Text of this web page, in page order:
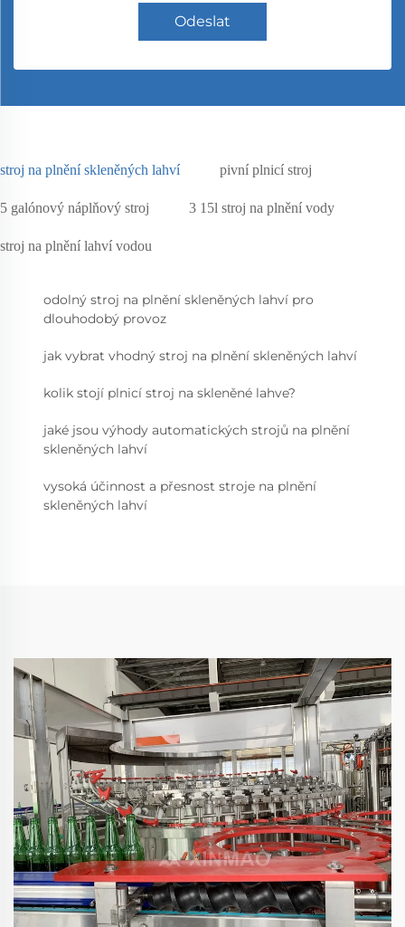
Odeslat
stroj na plnění skleněných lahví pivní plnicí stroj
5 galónový náplňový stroj 3 15l stroj na plnění vody
stroj na plnění lahví vodou
odolný stroj na plnění skleněných lahví pro
dlouhodobý provoz
jak vybrat vhodný stroj na plnění skleněných lahví
kolik stojí plnicí stroj na skleněné lahve?
jaké jsou výhody automatických strojů na plnění
skleněných lahví
vysoká účinnost a přesnost stroje na plnění
skleněných lahví